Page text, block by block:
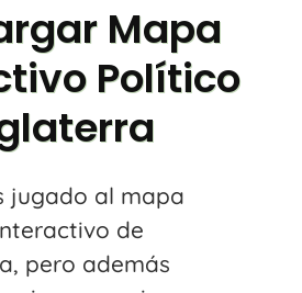
Mapa
Político
jugado al mapa
de
pero además